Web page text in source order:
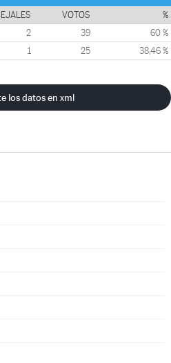
VOTOS %
2 39 60 %
1 25 38,46 %
los datos en xml